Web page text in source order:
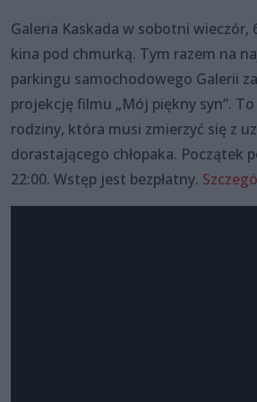
Galeria Kaskada w sobotni wieczór,
kina pod chmurką. Tym razem na
parkingu samochodowego Galerii
projekcję filmu „Mój piękny syn”.
rodziny, która musi zmierzyć się z
dorastającego chłopaka. Początek
22:00. Wstęp jest bezpłatny.